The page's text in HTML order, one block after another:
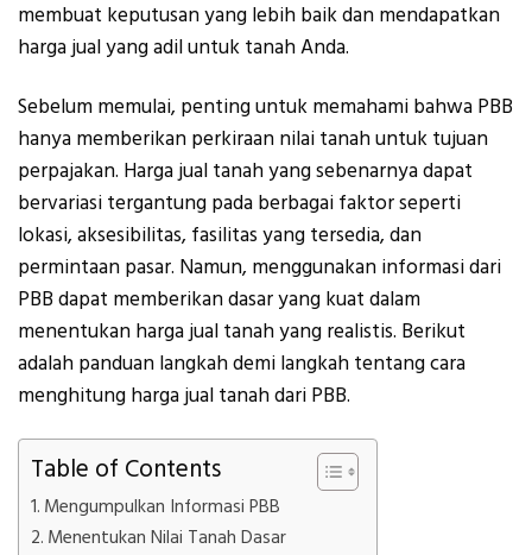
membuat keputusan yang lebih baik dan mendapatkan
harga jual yang adil untuk tanah Anda.
Sebelum memulai, penting untuk memahami bahwa PBB
hanya memberikan perkiraan nilai tanah untuk tujuan
perpajakan. Harga jual tanah yang sebenarnya dapat
bervariasi tergantung pada berbagai faktor seperti
lokasi, aksesibilitas, fasilitas yang tersedia, dan
permintaan pasar. Namun, menggunakan informasi dari
PBB dapat memberikan dasar yang kuat dalam
menentukan harga jual tanah yang realistis. Berikut
adalah panduan langkah demi langkah tentang cara
menghitung harga jual tanah dari PBB.
Table of Contents
Mengumpulkan Informasi PBB
Menentukan Nilai Tanah Dasar